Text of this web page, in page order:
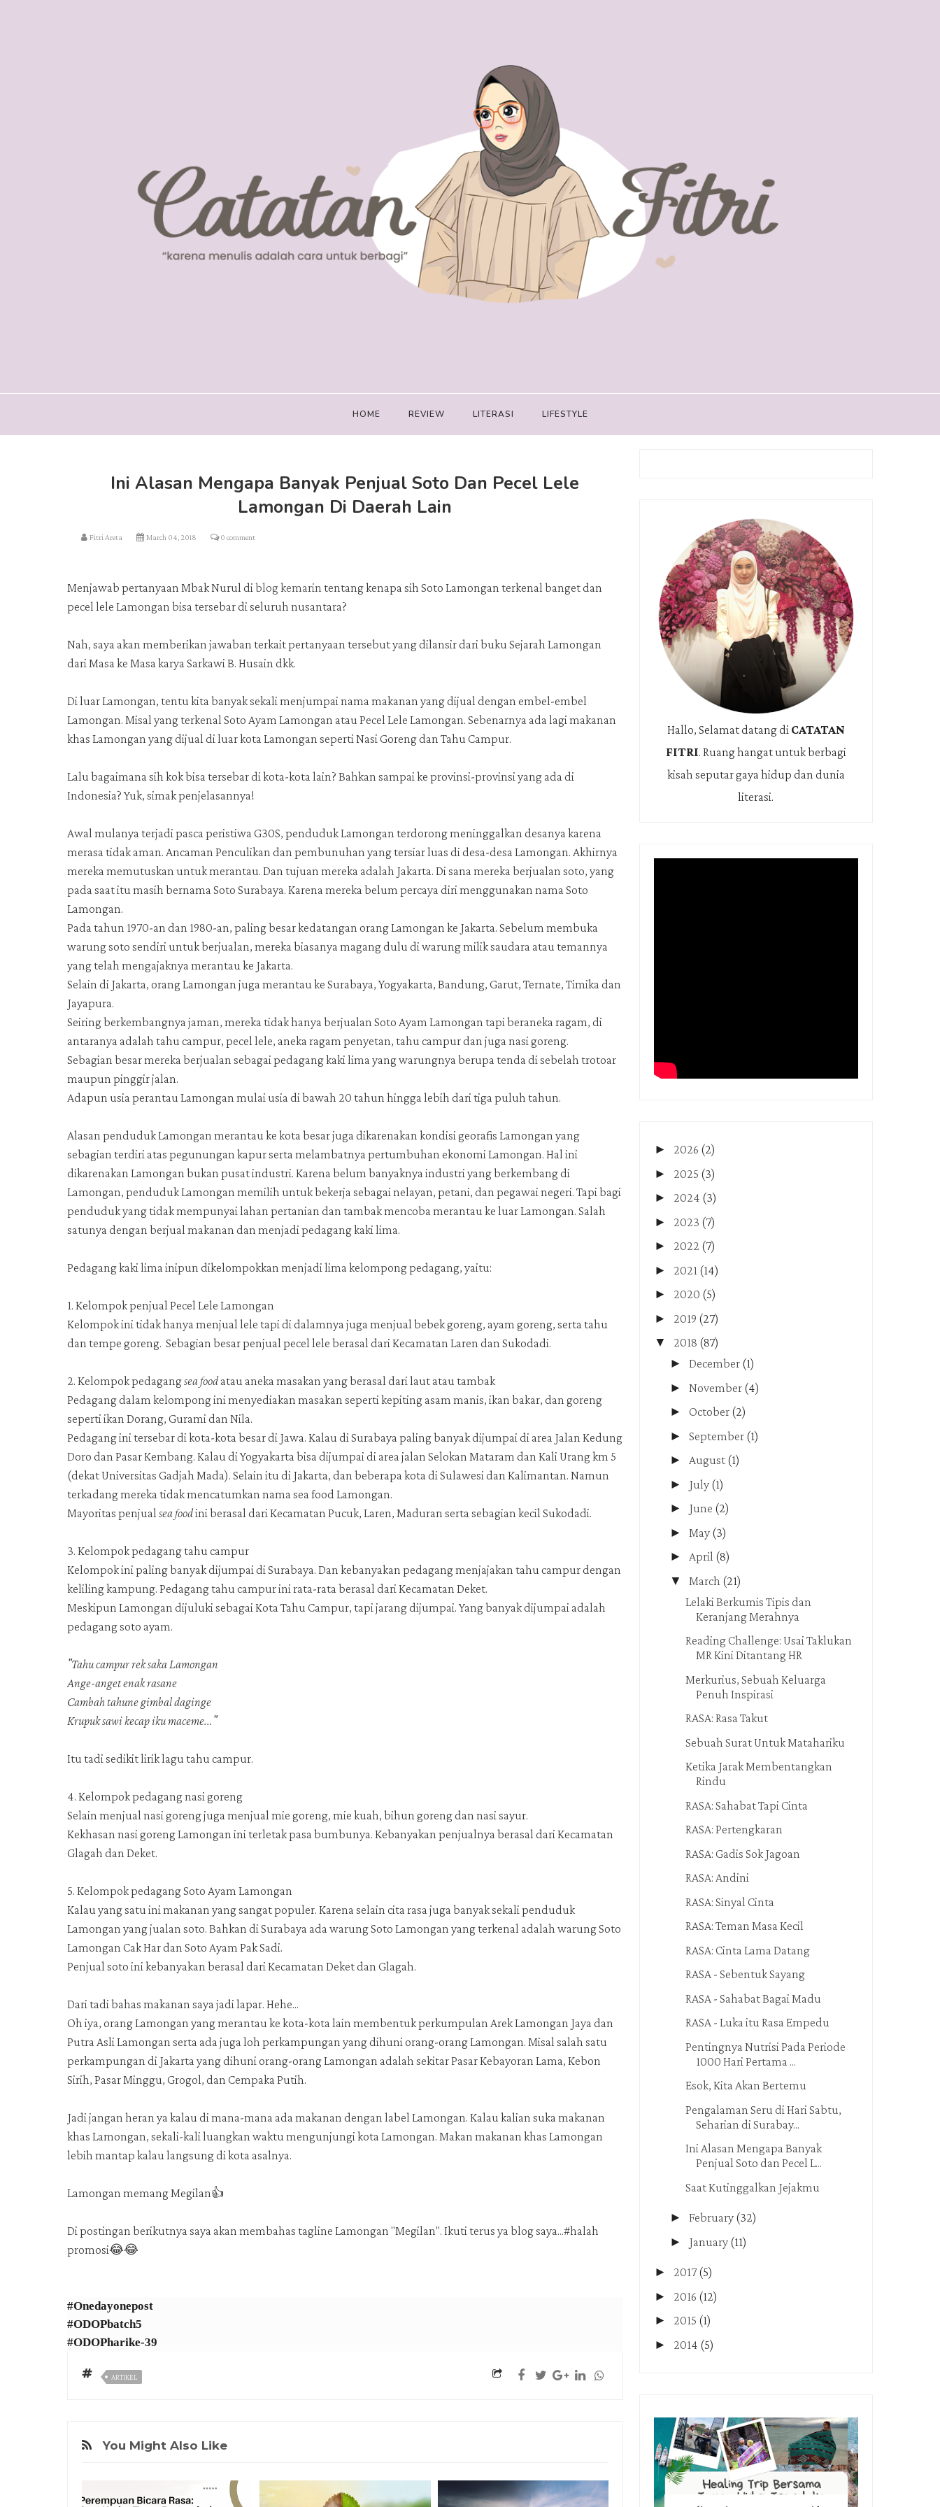
HOME REVIEW LITERASI LIFESTYLE
Ini Alasan Mengapa Banyak Penjual Soto Dan Pecel Lele
Lamongan Di Daerah Lain
Fitri Areta March 04, 2018 0 comment
Menjawab pertanyaan Mbak Nurul diblog kemarin tentang kenapa sih Soto Lamongan terkenal banget dan
pecel lele Lamongan bisa tersebar di seluruh nusantara?
Nah, saya akan memberikan jawaban terkait pertanyaan tersebut yang dilansir dari buku Sejarah Lamongan
dari Masa ke Masa karya Sarkawi B. Husain dkk.
Di luar Lamongan, tentu kita banyak sekali menjumpai nama makanan yang dijual dengan embel-embel
Lamongan. Misal yang terkenal Soto Ayam Lamongan atau Pecel Lele Lamongan. Sebenarnya ada lagi makanan
khas Lamongan yang dijual di luar kota Lamongan seperti Nasi Goreng dan Tahu Campur.
Lalu bagaimana sih kok bisa tersebar di kota-kota lain? Bahkan sampai ke provinsi-provinsi yang ada di
Indonesia? Yuk, simak penjelasannya!
Awal mulanya terjadi pasca peristiwa G30S, penduduk Lamongan terdorong meninggalkan desanya karena
merasa tidak aman. Ancaman Penculikan dan pembunuhan yang tersiar luas di desa-desa Lamongan. Akhirnya
mereka memutuskan untuk merantau. Dan tujuan mereka adalah Jakarta. Di sana mereka berjualan soto, yang
pada saat itu masih bernama Soto Surabaya. Karena mereka belum percaya diri menggunakan nama Soto
Lamongan.
Pada tahun 1970-an dan 1980-an, paling besar kedatangan orang Lamongan ke Jakarta. Sebelum membuka
warung soto sendiri untuk berjualan, mereka biasanya magang dulu di warung milik saudara atau temannya
yang telah mengajaknya merantau ke Jakarta.
Selain di Jakarta, orang Lamongan juga merantau ke Surabaya, Yogyakarta, Bandung, Garut, Ternate, Timika dan
Jayapura.
Seiring berkembangnya jaman, mereka tidak hanya berjualan Soto Ayam Lamongan tapi beraneka ragam, di
antaranya adalah tahu campur, pecel lele, aneka ragam penyetan, tahu campur dan juga nasi goreng.
Sebagian besar mereka berjualan sebagai pedagang kaki lima yang warungnya berupa tenda di sebelah trotoar
maupun pinggir jalan.
Adapun usia perantau Lamongan mulai usia di bawah 20 tahun hingga lebih dari tiga puluh tahun.
Alasan penduduk Lamongan merantau ke kota besar juga dikarenakan kondisi georafis Lamongan yang
sebagian terdiri atas pegunungan kapur serta melambatnya pertumbuhan ekonomi Lamongan. Hal ini
dikarenakan Lamongan bukan pusat industri. Karena belum banyaknya industri yang berkembang di
Lamongan, penduduk Lamongan memilih untuk bekerja sebagai nelayan, petani, dan pegawai negeri. Tapi bagi
penduduk yang tidak mempunyai lahan pertanian dan tambak mencoba merantau ke luar Lamongan. Salah
satunya dengan berjual makanan dan menjadi pedagang kaki lima.
Pedagang kaki lima inipun dikelompokkan menjadi lima kelompong pedagang, yaitu:
1. Kelompok penjual Pecel Lele Lamongan
Kelompok ini tidak hanya menjual lele tapi di dalamnya juga menjual bebek goreng, ayam goreng, serta tahu
dan tempe goreng. Sebagian besar penjual pecel lele berasal dari Kecamatan Laren dan Sukodadi.
2. Kelompok pedagangsea foodatau aneka masakan yang berasal dari laut atau tambak
Pedagang dalam kelompong ini menyediakan masakan seperti kepiting asam manis, ikan bakar, dan goreng
seperti ikan Dorang, Gurami dan Nila.
Pedagang ini tersebar di kota-kota besar di Jawa. Kalau di Surabaya paling banyak dijumpai di area Jalan Kedung
Doro dan Pasar Kembang. Kalau di Yogyakarta bisa dijumpai di area jalan Selokan Mataram dan Kali Urang km 5
(dekat Universitas Gadjah Mada). Selain itu di Jakarta, dan beberapa kota di Sulawesi dan Kalimantan. Namun
terkadang mereka tidak mencatumkan nama sea food Lamongan.
Mayoritas penjual sea foodini berasal dari Kecamatan Pucuk, Laren, Maduran serta sebagian kecil Sukodadi.
3. Kelompok pedagang tahu campur
Kelompok ini paling banyak dijumpai di Surabaya. Dan kebanyakan pedagang menjajakan tahu campur dengan
keliling kampung. Pedagang tahu campur ini rata-rata berasal dari Kecamatan Deket.
Meskipun Lamongan dijuluki sebagai Kota Tahu Campur, tapi jarang dijumpai. Yang banyak dijumpai adalah
pedagang soto ayam.
"Tahu campur rek saka Lamongan
Ange-anget enak rasane
Cambah tahune gimbal daginge
Krupuk sawi kecap iku maceme..."
Itu tadi sedikit lirik lagu tahu campur.
4. Kelompok pedagang nasi goreng
Selain menjual nasi goreng juga menjual mie goreng, mie kuah, bihun goreng dan nasi sayur.
Kekhasan nasi goreng Lamongan ini terletak pasa bumbunya. Kebanyakan penjualnya berasal dari Kecamatan
Glagah dan Deket.
5. Kelompok pedagang Soto Ayam Lamongan
Kalau yang satu ini makanan yang sangat populer. Karena selain cita rasa juga banyak sekali penduduk
Lamongan yang jualan soto. Bahkan di Surabaya ada warung Soto Lamongan yang terkenal adalah warung Soto
Lamongan Cak Har dan Soto Ayam Pak Sadi.
Penjual soto ini kebanyakan berasal dari Kecamatan Deket dan Glagah.
Dari tadi bahas makanan saya jadi lapar. Hehe...
Oh iya, orang Lamongan yang merantau ke kota-kota lain membentuk perkumpulan Arek Lamongan Jaya dan
Putra Asli Lamongan serta ada juga loh perkampungan yang dihuni orang-orang Lamongan. Misal salah satu
perkampungan di Jakarta yang dihuni orang-orang Lamongan adalah sekitar Pasar Kebayoran Lama, Kebon
Sirih, Pasar Minggu, Grogol, dan Cempaka Putih.
Jadi jangan heran ya kalau di mana-mana ada makanan dengan label Lamongan. Kalau kalian suka makanan
khas Lamongan, sekali-kali luangkan waktu mengunjungi kota Lamongan. Makan makanan khas Lamongan
lebih mantap kalau langsung di kota asalnya.
Lamongan memang Megilan👍
Di postingan berikutnya saya akan membahas tagline Lamongan "Megilan". Ikuti terus ya blog saya...#halah
promosi😂😂
#Onedayonepost
#ODOPbatch5
#ODOPharike-39
ARTIKEL
You Might Also Like
Hallo, Selamat datang di CATATAN
FITRI. Ruang hangat untuk berbagi
kisah seputar gaya hidup dan dunia
literasi.
► 2026 (2)
► 2025 (3)
► 2024 (3)
► 2023 (7)
► 2022 (7)
► 2021 (14)
► 2020 (5)
► 2019 (27)
▼ 2018 (87)
► December (1)
► November (4)
► October (2)
► September (1)
► August (1)
► July (1)
► June (2)
► May (3)
► April (8)
▼ March (21)
Lelaki Berkumis Tipis dan
Keranjang Merahnya
Reading Challenge: Usai Taklukan
MR Kini Ditantang HR
Merkurius, Sebuah Keluarga
Penuh Inspirasi
RASA: Rasa Takut
Sebuah Surat Untuk Matahariku
Ketika Jarak Membentangkan
Rindu
RASA: Sahabat Tapi Cinta
RASA: Pertengkaran
RASA: Gadis Sok Jagoan
RASA: Andini
RASA: Sinyal Cinta
RASA: Teman Masa Kecil
RASA: Cinta Lama Datang
RASA - Sebentuk Sayang
RASA - Sahabat Bagai Madu
RASA - Luka itu Rasa Empedu
Pentingnya Nutrisi Pada Periode
1000 Hari Pertama ...
Esok, Kita Akan Bertemu
Pengalaman Seru di Hari Sabtu,
Seharian di Surabay...
Ini Alasan Mengapa Banyak
Penjual Soto dan Pecel L...
Saat Kutinggalkan Jejakmu
► February (32)
► January (11)
► 2017 (5)
► 2016 (12)
► 2015 (1)
► 2014 (5)